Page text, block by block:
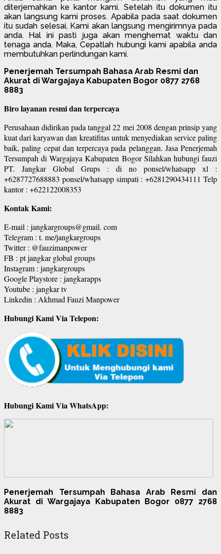
diterjemahkan ke kantor kami. Setelah itu dokumen itu
akan langsung kami proses. Apabila pada saat dokumen
itu sudah selesai, Kami akan langsung mengirimnya pada
anda. Hal ini pasti juga akan menghemat waktu dan
tenaga anda. Maka, Cepatlah hubungi kami apabila anda
membutuhkan perlindungan kami.
Penerjemah Tersumpah Bahasa Arab Resmi dan
Akurat di Wargajaya Kabupaten Bogor 0877 2768
8883
Biro layanan resmi dan terpercaya
Perusahaan didirikan pada tanggal 22 mei 2008 dengan prinsip yang
kuat dari karyawan dan kreatifitas untuk menyediakan service paling
baik, paling cepat dan terpercaya pada pelanggan. Jasa Penerjemah
Tersumpah di Wargajaya Kabupaten Bogor Silahkan hubungi fauzi
PT. Jangkar Global Grups : di no ponsel/whatsapp xl :
+6287727688883 ponsel/whatsapp simpati : +6281290434111 Telp
kantor : +622122008353
Kontak Kami:
E-mail : jangkargroups@gmail. com
Telegram : t. me/jangkargroups
Twitter : @fauzimanpower
FB : pt jangkar global groups
Instagram : jangkargroups
Google Playstore : jangkarapps
Youtube : jangkar tv
Linkedin : Akhmad Fauzi Manpower
Hubungi Kami Via Telepon:
Hubungi Kami Via WhatsApp:
Penerjemah Tersumpah Bahasa Arab Resmi dan
Akurat di Wargajaya Kabupaten Bogor 0877 2768
8883
Related Posts